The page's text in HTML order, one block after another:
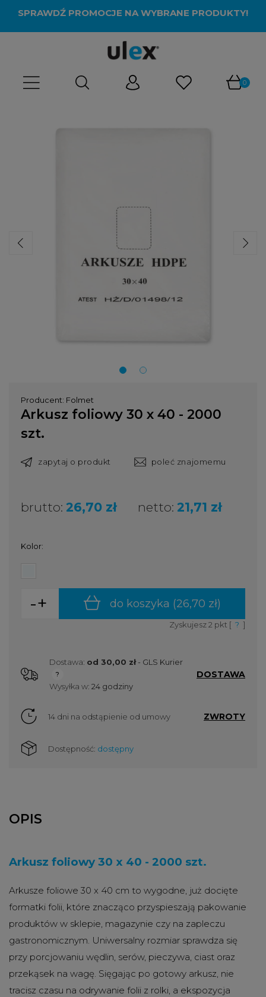
SPRAWDŹ PROMOCJE NA WYBRANE PRODUKTY!
Producent: Folmet
Arkusz foliowy 30 x 40 - 2000
szt.
zapytaj o produkt poleć znajomemu
brutto: 26,70 zł netto: 21,71 zł
Kolor:
+
- do koszyka (26,70 zł)
Zyskujesz2 pkt [ ? ]
Dostawa: od 30,00 zł - GLS Kurier
Cena nie zawiera ewentualnych kosztów płatności
Wysyłka w: 24 godziny
DOSTAWA
14 dni na odstąpienie od umowy ZWROTY
Dostępność: dostępny
OPIS
Arkusz foliowy 30 x 40 - 2000 szt.
Arkusze foliowe 30 x 40 cm to wygodne, już docięte
formatki folii, które znacząco przyspieszają pakowanie
produktów w sklepie, magazynie czy na zapleczu
gastronomicznym. Uniwersalny rozmiar sprawdza się
przy porcjowaniu wędlin, serów, pieczywa, ciast oraz
przekąsek na wagę. Sięgając po gotowy arkusz, nie
tracisz czasu na odrywanie folii z rolki, a ekspozycja